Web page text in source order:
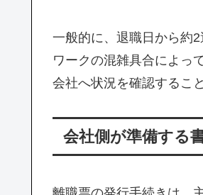
一般的に、退職日から約
ワークの混雑具合によっ
会社へ状況を確認するこ
会社側が準備する